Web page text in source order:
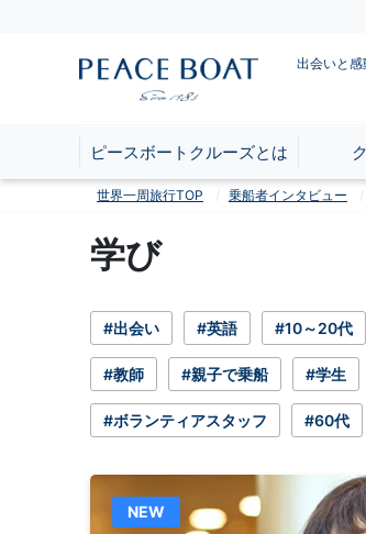
出会いと
ピースボートクルーズとは
世界一周旅行TOP 乗船者インタビュー
学び
#出会い #英語 #10～20代
#教師 #親子で乗船 #学生
#ボランティアスタッフ #60代
NEW